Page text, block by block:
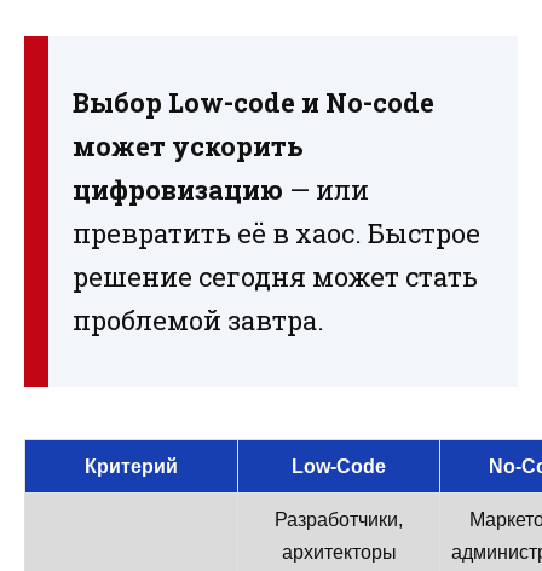
Выбор Low-code и No-code
может ускорить
цифровизацию — или
превратить её в хаос. Быстрое
решение сегодня может стать
проблемой завтра.
Критерий Low-Code No-
Разработчики,
архитекторы